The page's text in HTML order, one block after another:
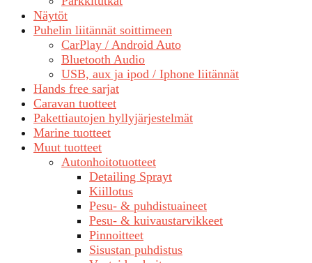
Näytöt
Puhelin liitännät soittimeen
CarPlay / Android Auto
Bluetooth Audio
USB, aux ja ipod / Iphone liitännät
Hands free sarjat
Caravan tuotteet
Pakettiautojen hyllyjärjestelmät
Marine tuotteet
Muut tuotteet
Autonhoitotuotteet
Detailing Sprayt
Kiillotus
Pesu- & puhdistuaineet
Pesu- & kuivaustarvikkeet
Pinnoitteet
Sisustan puhdistus